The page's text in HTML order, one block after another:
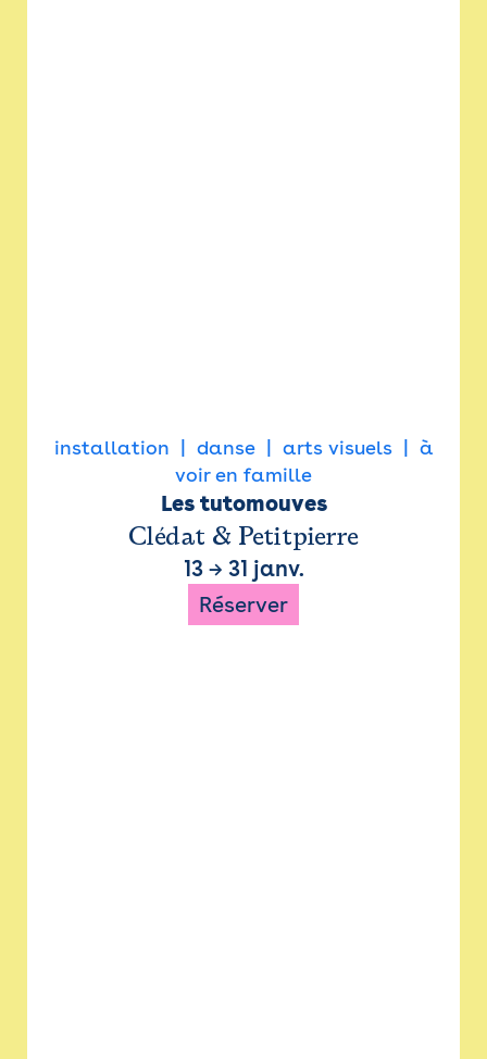
installation danse arts visuels
à
voir en famille
Les tutomouves
Clédat & Petitpierre
13→ 31 janv.
Réserver